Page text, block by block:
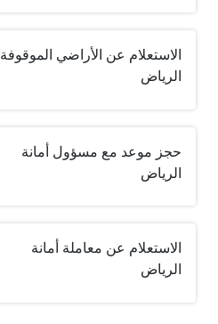
الاستعلام عن الأراضي الموقوفة
الرياض
حجز موعد مع مسؤول أمانة
الرياض
الاستعلام عن معاملة أمانة
الرياض